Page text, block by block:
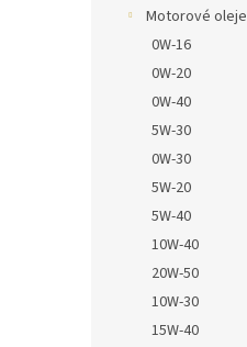
Motorové oleje
0W-16
0W-20
0W-40
5W-30
0W-30
5W-20
5W-40
10W-40
20W-50
10W-30
15W-40